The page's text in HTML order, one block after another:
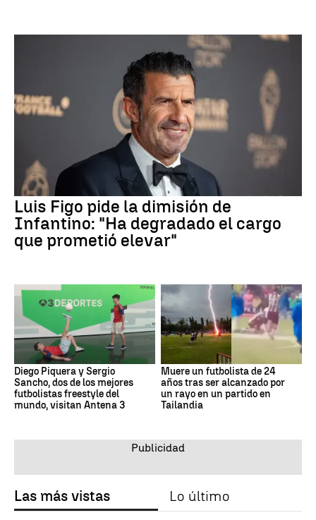
Luis Figo pide la dimisión de
Infantino: "Ha degradado el cargo
que prometió elevar"
Diego Piquera y Sergio
Sancho, dos de los mejores
futbolistas freestyle del
mundo, visitan Antena 3
Muere un futbolista de 24
años tras ser alcanzado por
un rayo en un partido en
Tailandia
Las más vistas Lo último